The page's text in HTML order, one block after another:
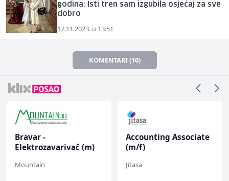
godina: Isti tren sam izgubila osjećaj za sve
dobro
17.11.2023. u 13:51
KOMENTARI (10)
Bravar -
Elektrozavarivač (m)
Mountain
Accounting Associate
(m/f)
Jitasa